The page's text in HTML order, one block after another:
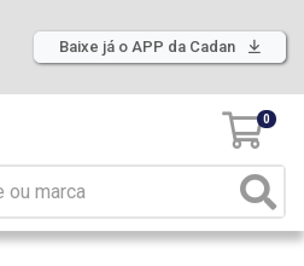
Baixe já o APP da Cadan
0